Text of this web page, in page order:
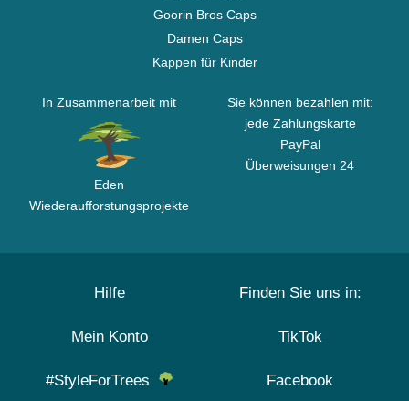
Goorin Bros Caps
Damen Caps
Kappen für Kinder
In Zusammenarbeit mit
Eden
Wiederaufforstungsprojekte
Sie können bezahlen mit:
jede Zahlungskarte
PayPal
Überweisungen 24
Hilfe
Mein Konto
#StyleForTrees
Finden Sie uns in:
TikTok
Facebook